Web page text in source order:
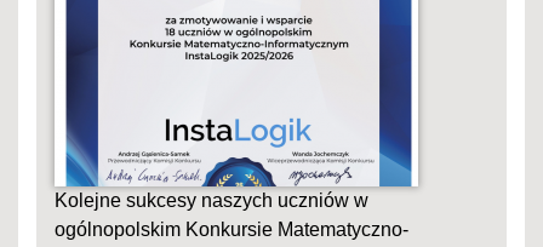
Kolejne sukcesy naszych uczniów w
ogólnopolskim Konkursie Matematyczno-